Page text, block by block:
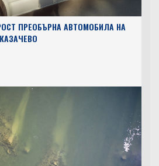
ПРЕОБЪРНА АВТОМОБИЛА НА